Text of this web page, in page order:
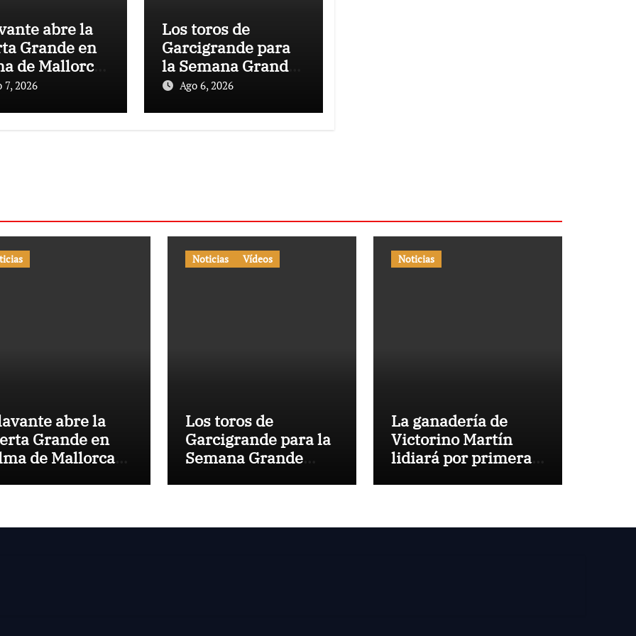
abre la
Grande en
de Mallorca
gran tarde
7, 2026
Los toros de
Garcigrande para
la Semana Grande
Donostiarra
Ago 6, 2026
abre la
Grande en
de Mallorca
Noticias Vídeos
Los toros de
Garcigrande para la
Semana Grande
Noticias
La ganadería de
Victorino Martín
lidiará por primera
conmemorativa de